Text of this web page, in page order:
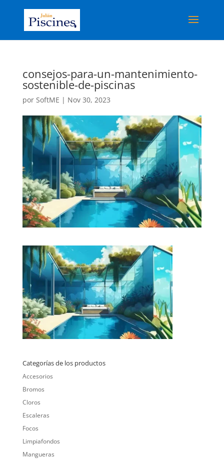
consejos-para-un-mantenimiento-
sostenible-de-piscinas
por SoftME | Nov 30, 2023
Categorías de los productos
Accesorios
Bromos
Cloros
Escaleras
Focos
Limpiafondos
Mangueras